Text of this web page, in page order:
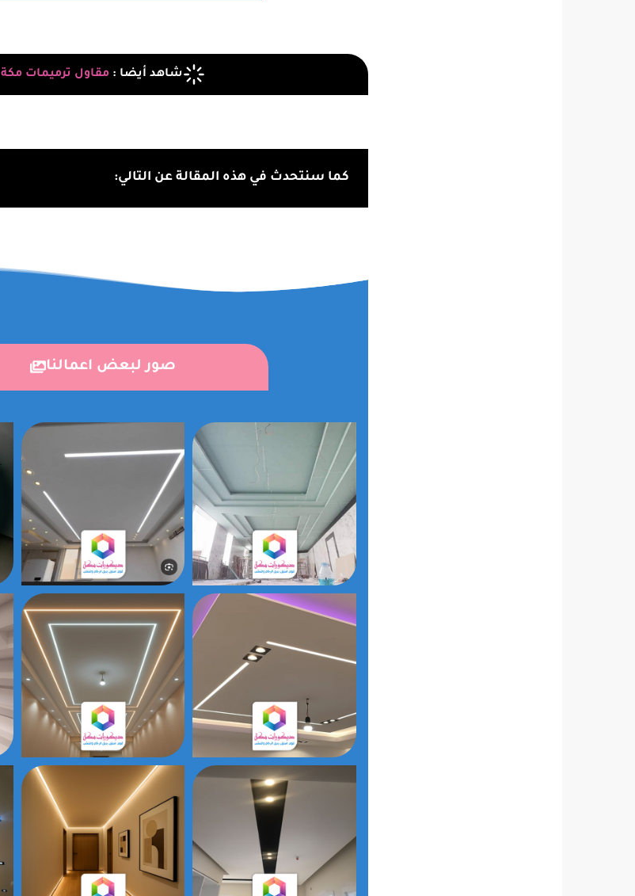
شاهد أيضا : مقاول ترميمات مكة
كما سنتحدث في هذه المقالة عن التالي:
صور لبعض اعمالنا